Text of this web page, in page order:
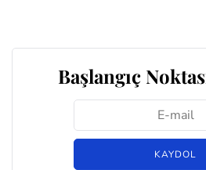
Başlangıç